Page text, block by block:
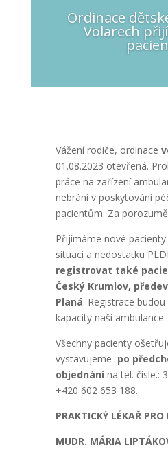
Ordinace
Volarech
Vážení rodiče, ordinace
01.08.2023 otevřená.
práce na zařízení
nebrání v poskytování
pacientům. Za
Přijímáme nové
situaci a nedostatku
registrovat také
Český Krumlov,
Planá. Registrace
kapacity naši ambulance.
Všechny pacienty
vystavujeme po
objednánína tel. čísle.:
+420 602 653 188.
PRAKTICKÝ LÉKAŘ
MUDR. MÁRIA